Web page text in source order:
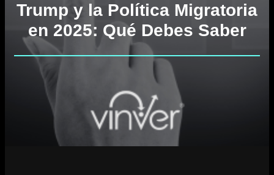
Trump y la Política Migratoria
en 2025: Qué Debes Saber